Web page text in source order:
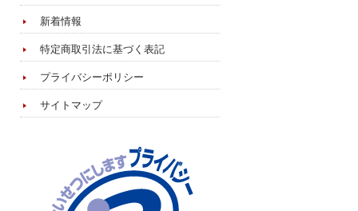
新着情報
特定商取引法に基づく表記
プライバシーポリシー
サイトマップ